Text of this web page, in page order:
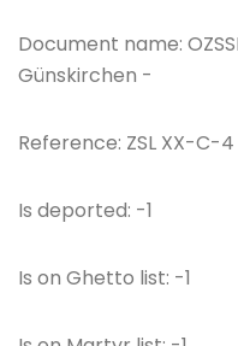
Document name:
Günskirchen -
Reference: ZSL XX-C-4
Is deported: -1
Is on Ghetto list: -1